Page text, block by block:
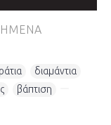
διαμάντια
βάπτιση